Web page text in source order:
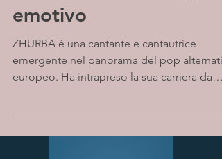
emotivo
ZHURBA è una cantante e cantautrice
emergente nel panorama del pop
europeo. Ha intrapreso la sua carriera da